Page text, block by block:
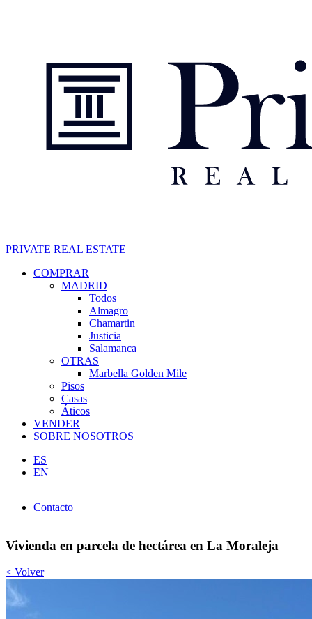
PRIVATE REAL ESTATE
Navegación
principal
COMPRAR
MADRID
Todos
Almagro
Chamartin
Justicia
Salamanca
OTRAS
Marbella Golden Mile
Pisos
Casas
Áticos
VENDER
SOBRE NOSOTROS
ES
EN
Contacto
Vivienda en parcela de hectárea en La Moraleja
< Volver